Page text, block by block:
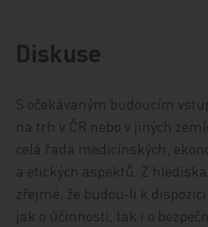
Diskuse
S očekávaným budoucím
na trh v ČR nebo v jiných
celá řada medicínských,
a etických aspektů. Z
zřejmé, že budou‑li k
jak o účinnosti, tak i o